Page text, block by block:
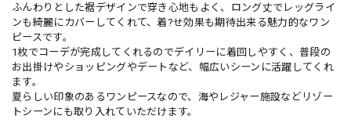
ふんわりとした裾デザインで穿き心地もよく、ロング丈でレッグライ
ンも綺麗にカバーしてくれて、着?せ効果も期待出来る魅力的なワン
ピースです。
1枚でコーデが完成してくれるのでデイリーに着回しやすく、普段の
お出掛けやショッピングやデートなど、幅広いシーンに活躍してくれ
ます。
夏らしい印象のあるワンピースなので、海やレジャー施設などリゾー
トシーンにも取り入れていただけます。